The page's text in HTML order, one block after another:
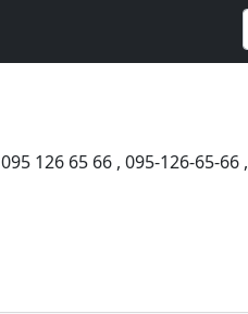
095 126 65 66 , 095-126-65-66 ,